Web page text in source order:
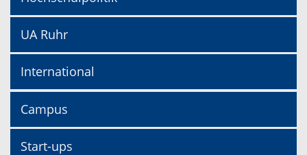
UA Ruhr
International
Campus
Start-ups